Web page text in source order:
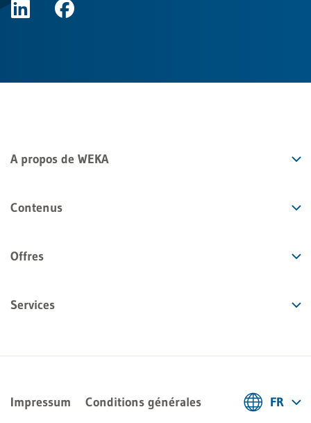
A propos de WEKA
Contenus
Offres
Services
Impressum Conditions générales FR